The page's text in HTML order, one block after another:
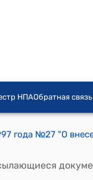
НПАОбратная связь